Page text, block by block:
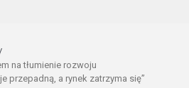
na tłumienie rozwoju
przepadną, a rynek zatrzyma się”